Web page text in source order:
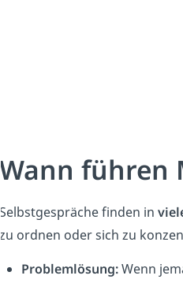
Wann führen
Selbstgespräche finden in
zu ordnen oder sich zu
Problemlösung:Wenn